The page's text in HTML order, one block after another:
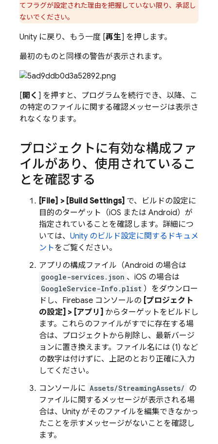
てフラグが設定された理由を把握していない限り、承認し
ないでください。
Unity に戻り、もう一度 [再生] を押します。
最初のものと同様の警告が表示されます。
[ 開く ] を押すと、プログラムを続行でき、以降、こ
の特定のファイルに関する確認メッセージは表示さ
れなくなります。
プロジェクトに有効な構成ファ
イルがあり、使用されているこ
とを確認する
[File] > [Build Settings] で、ビルドの設定に
目的のターゲット（iOS または Android）が
指定されていることを確認します。詳細につ
いては、 Unity のビルド設定に関するドキュメ
ントをご覧ください。
アプリの構成ファイル（Android の場合は
google-services.json 、iOS の場合は
GoogleService-Info.plist ）をダウンロー
ドし、Firebase コンソールの [プロジェクト
の設定] > [アプリ] からターゲットをビルドし
ます。これらのファイルがすでに存在する場
合は、プロジェクトから削除し、最新バージ
ョンに置き換えます。ファイル名には (1) など
の数字は付けずに、上記のとおり正確に入力
してください。
コンソールに Assets/StreamingAssets/ の
ファイルに関するメッセージが表示される場
合は、Unity がそのファイルを編集できなかっ
たことを示すメッセージがないことを確認し
ます。